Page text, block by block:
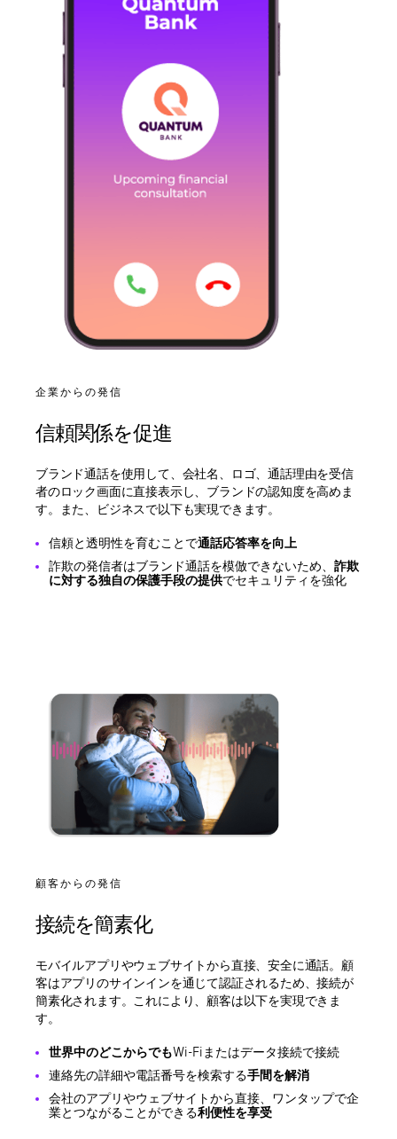
企業からの発信
信頼関係を促進
ブランド通話を使用して、会社名、ロゴ、通話理由を受信
者のロック画面に直接表示し、ブランドの認知度を高めま
す。また、ビジネスで以下も実現できます。
信頼と透明性を育むことで通話応答率を向上
詐欺の発信者はブランド通話を模倣できないため、 詐欺
に対する独自の保護手段の提供でセキュリティを強化
顧客からの発信
接続を簡素化
モバイルアプリやウェブサイトから直接、安全に通話。顧
客はアプリのサインインを通じて認証されるため、接続が
簡素化されます。これにより、顧客は以下を実現できま
す。
世界中のどこからでもWi-Fiまたはデータ接続で接続
連絡先の詳細や電話番号を検索する手間を解消
会社のアプリやウェブサイトから直接、ワンタップで企
業とつながることができる利便性を享受